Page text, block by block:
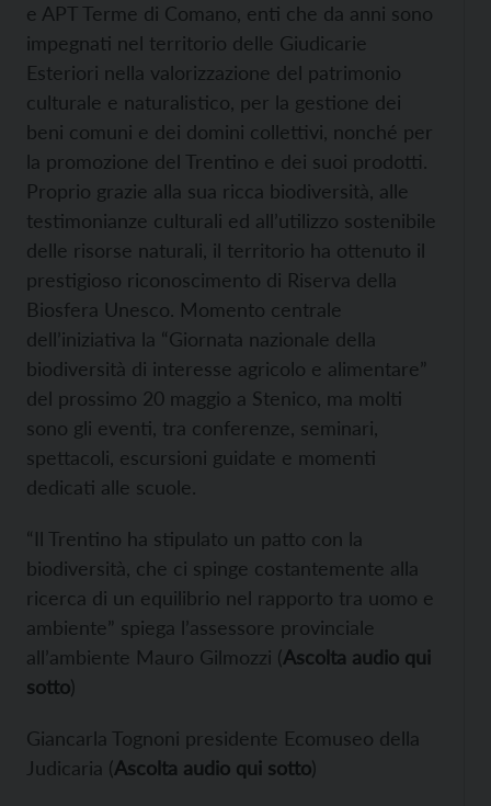
e APT Terme di Comano, enti che da anni sono
impegnati nel territorio delle Giudicarie
Esteriori nella valorizzazione del patrimonio
culturale e naturalistico, per la gestione dei
beni comuni e dei domini collettivi, nonché per
la promozione del Trentino e dei suoi prodotti.
Proprio grazie alla sua ricca biodiversità, alle
testimonianze culturali ed all’utilizzo sostenibile
delle risorse naturali, il territorio ha ottenuto il
prestigioso riconoscimento di Riserva della
Biosfera Unesco. Momento centrale
dell’iniziativa la “Giornata nazionale della
biodiversità di interesse agricolo e alimentare”
del prossimo 20 maggio a Stenico, ma molti
sono gli eventi, tra conferenze, seminari,
spettacoli, escursioni guidate e momenti
dedicati alle scuole.
“Il Trentino ha stipulato un patto con la
biodiversità, che ci spinge costantemente alla
ricerca di un equilibrio nel rapporto tra uomo e
ambiente” spiega l’assessore provinciale
all’ambiente Mauro Gilmozzi (Ascolta audio qui
sotto)
Giancarla Tognoni presidente Ecomuseo della
Judicaria (Ascolta audio qui sotto)